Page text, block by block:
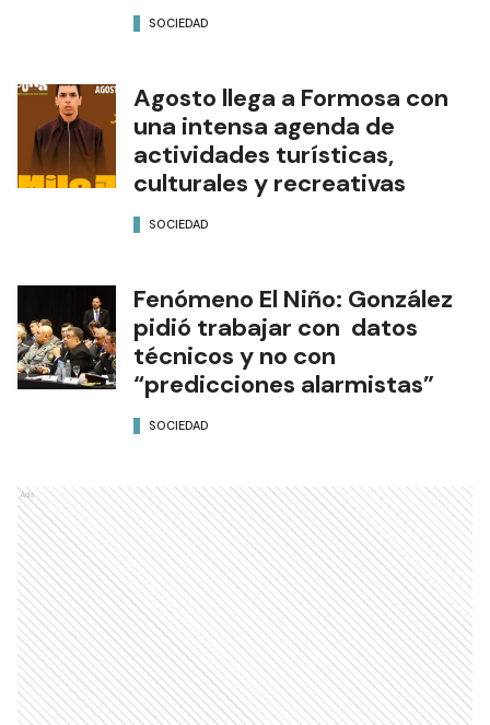
SOCIEDAD
Agosto llega a Formosa con
una intensa agenda de
actividades turísticas,
culturales y recreativas
SOCIEDAD
Fenómeno El Niño: González
pidió trabajar con datos
técnicos y no con
“predicciones alarmistas”
SOCIEDAD
Ads